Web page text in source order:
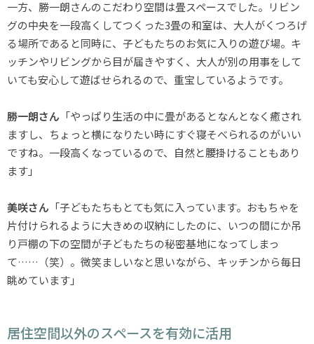
一方、勝一朗さんのこだわり空間は畳スペースでした。リビン
グの中央を一段高くしてつくった3畳の和室は、大人がくつろげ
る場所であると同時に、子どもたちのお気に入りの遊び場。キ
ッチンやリビングから目が届きやすく、大人が別の用事をして
いても安心して遊ばせられるので、重宝しているようです。
勝一朗さん 「やっぱり生活の中に畳があるとなんとなく癒され
ますし、ちょっと横になりたい時にすぐ寝そべられるのがいい
ですね。一段高くなっているので、自然と腰掛けることもあり
ます」
美咲さん 「子どもたちもとても気に入っています。おもちゃを
片付けられるように大きめの収納にしたのに、いつの間にか吊
り戸棚の下の空間が子どもたちの秘密基地になってしまっ
て……（笑）。微笑ましいなと思いながら、キッチンから毎日
眺めています」
居住空間以外のスペースを有効に活用